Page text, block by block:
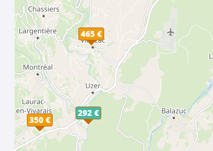
292 €
350 €
465 €